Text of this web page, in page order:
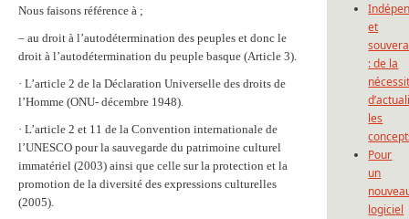
Nous faisons référence à ;
– au droit à l’autodétermination des peuples et donc le
droit à l’autodétermination du peuple basque (Article 3).
· L’article 2 de la Déclaration Universelle des droits de
l’Homme (ONU- décembre 1948).
· L’article 2 et 11 de la Convention internationale de
l’UNESCO pour la sauvegarde du patrimoine culturel
immatériel (2003) ainsi que celle sur la protection et la
promotion de la diversité des expressions culturelles
(2005).
et
: de la
les
Pour
un
logiciel